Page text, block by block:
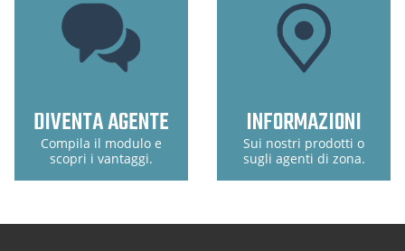
DIVENTA AGENTE
Compila il modulo e
scopri i vantaggi.
INFORMAZIONI
Sui nostri prodotti o
sugli agenti di zona.